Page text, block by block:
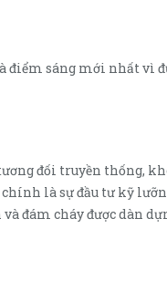
điểm sáng mới nhất vì
đối truyền thống,
là sự đầu tư kỹ
đám cháy được dàn